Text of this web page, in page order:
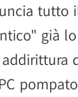
tutto
già